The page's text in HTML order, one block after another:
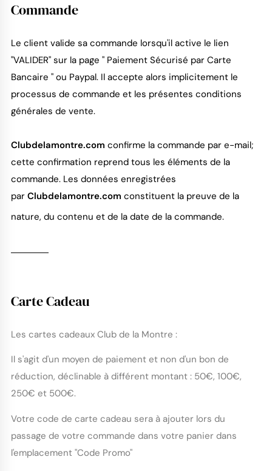
Commande
Le client valide sa commande lorsqu'il active le lien
"VALIDER" sur la page " Paiement Sécurisé par Carte
Bancaire " ou Paypal. Il accepte alors implicitement le
processus de commande et les présentes conditions
générales de vente.
Clubdelamontre.com confirme la commande par e-mail;
cette confirmation reprend tous les éléments de la
commande. Les données enregistrées
par Clubdelamontre.com constituent la preuve de la
nature, du contenu et de la date de la commande.
Carte Cadeau
Les cartes cadeaux Club de la Montre :
Il s'agit d'un moyen de paiement et non d'un bon de
réduction, déclinable à différent montant : 50€, 100€,
250€ et 500€.
Votre code de carte cadeau sera à ajouter lors du
passage de votre commande dans votre panier dans
l'emplacement "Code Promo"